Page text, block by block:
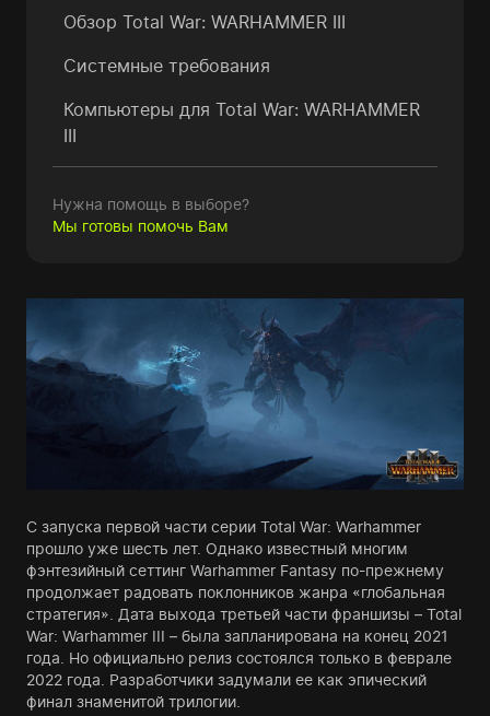
Обзор Total War: WARHAMMER III
Системные требования
Компьютеры для Total War: WARHAMMER
III
Нужна помощь в выборе?
Мы готовы помочь Вам
С запуска первой части серии Total War: Warhammer
прошло уже шесть лет. Однако известный многим
фэнтезийный сеттинг Warhammer Fantasy по-прежнему
продолжает радовать поклонников жанра «глобальная
стратегия». Дата выхода третьей части франшизы – Total
War: Warhammer III – была запланирована на конец 2021
года. Но официально релиз состоялся только в феврале
2022 года. Разработчики задумали ее как эпический
финал знаменитой трилогии.